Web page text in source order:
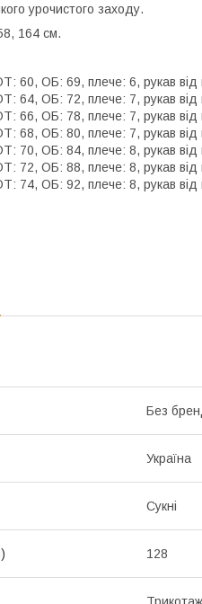
урочистого заходу.
164 см.
60, ОБ: 69, плече: 6, рукав від
64, ОБ: 72, плече: 7, рукав від
66, ОБ: 78, плече: 7, рукав від
68, ОБ: 80, плече: 7, рукав від
70, ОБ: 84, плече: 8, рукав від
72, ОБ: 88, плече: 8, рукав від
74, ОБ: 92, плече: 8, рукав від
Без
Україна
Сукні
128
Трикотаж